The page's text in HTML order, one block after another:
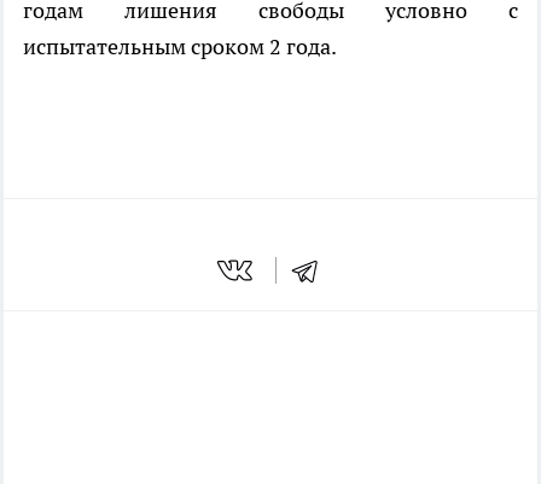
годам лишения свободы условно с
испытательным сроком 2 года.